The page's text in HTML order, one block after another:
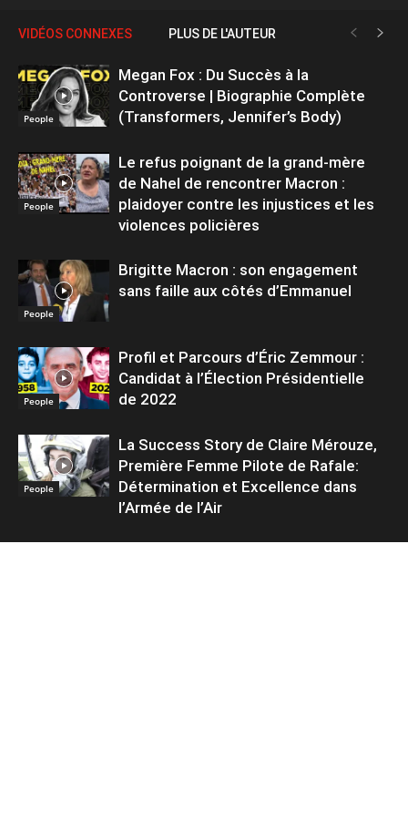
VIDÉOS CONNEXES PLUS DE L'AUTEUR
People
Megan Fox : Du Succès à la
Controverse | Biographie Complète
(Transformers, Jennifer’s Body)
People
Le refus poignant de la grand-mère
de Nahel de rencontrer Macron :
plaidoyer contre les injustices et les
violences policières
People
Brigitte Macron : son engagement
sans faille aux côtés d’Emmanuel
People
Profil et Parcours d’Éric Zemmour :
Candidat à l’Élection Présidentielle
de 2022
People
La Success Story de Claire Mérouze,
Première Femme Pilote de Rafale:
Détermination et Excellence dans
l’Armée de l’Air